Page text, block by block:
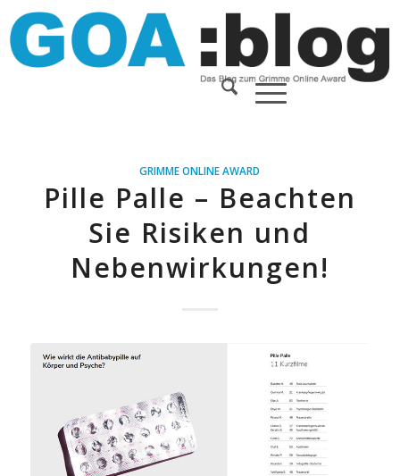
GRIMME ONLINE AWARD
Pille Palle – Beachten
Sie Risiken und
Nebenwirkungen!